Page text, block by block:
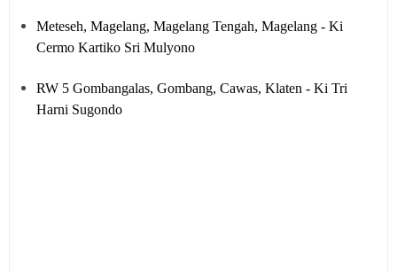
Meteseh, Magelang, Magelang Tengah, Magelang - Ki
Cermo Kartiko Sri Mulyono
RW 5 Gombangalas, Gombang, Cawas, Klaten - Ki Tri
Harni Sugondo